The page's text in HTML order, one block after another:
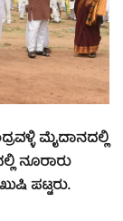
ಮೈದಾನದಲ್ಲಿ
ನೂರಾರು
ಪಟ್ಟರು.